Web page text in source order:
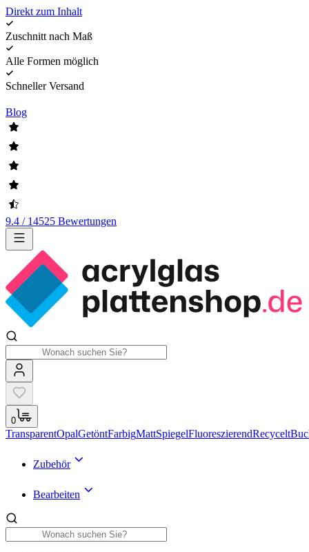
Direkt zum Inhalt
Zuschnitt nach Maß
Alle Formen möglich
Schneller Versand
Blog
9.4 / 14525 Bewertungen
0
TransparentOpalGetöntFarbigMattSpiegelFluoreszierendRecycelt
Zubehör
Bearbeiten